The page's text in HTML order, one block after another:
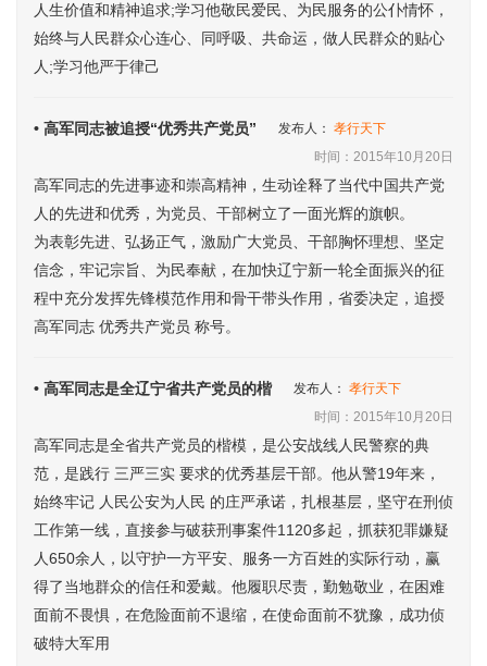
人生价值和精神追求;学习他敬民爱民、为民服务的公仆情怀，
始终与人民群众心连心、同呼吸、共命运，做人民群众的贴心
人;学习他严于律己
• 高军同志被追授“优秀共产党员” 发布人： 孝行天下
时间：2015年10月20日
高军同志的先进事迹和崇高精神，生动诠释了当代中国共产党
人的先进和优秀，为党员、干部树立了一面光辉的旗帜。
为表彰先进、弘扬正气，激励广大党员、干部胸怀理想、坚定
信念，牢记宗旨、为民奉献，在加快辽宁新一轮全面振兴的征
程中充分发挥先锋模范作用和骨干带头作用，省委决定，追授
高军同志 优秀共产党员 称号。
• 高军同志是全辽宁省共产党员的楷 发布人： 孝行天下
时间：2015年10月20日
高军同志是全省共产党员的楷模，是公安战线人民警察的典
范，是践行 三严三实 要求的优秀基层干部。他从警19年来，
始终牢记 人民公安为人民 的庄严承诺，扎根基层，坚守在刑侦
工作第一线，直接参与破获刑事案件1120多起，抓获犯罪嫌疑
人650余人，以守护一方平安、服务一方百姓的实际行动，赢
得了当地群众的信任和爱戴。他履职尽责，勤勉敬业，在困难
面前不畏惧，在危险面前不退缩，在使命面前不犹豫，成功侦
破特大军用